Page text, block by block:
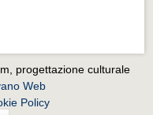
progettazione culturale
Web
Policy